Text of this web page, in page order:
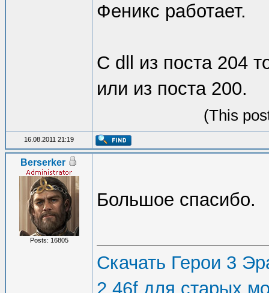
Феникс работает.
С dll из поста 204
или из поста 200.
(This
16.08.2011 21:19
Berserker
Posts: 16805
Большое спасибо.
Скачать Герои 3
2.46f для старых